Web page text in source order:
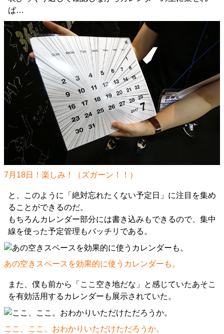
ば…
7月18日！楽しみ！（ズガーン！！）
と、このように「絶対忘れたくない予定日」に注目を集め
ることができるのだ。
もちろんカレンダー部分には書き込みもできるので、集中
線を使った予定管理もバッチリである。
あの空きスペースを効果的に使うカレンダーも。
また、僕も前から「ここ空き地だな」と感じていたあそこ
を有効活用するカレンダーも展示されていた。
ここ、ここ。おわかりいただけただろうか。